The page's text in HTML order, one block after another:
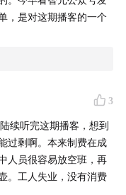
，是对这期播客的一个
3
续听完这期播客，想到
过剩啊。本来制费在成
人员很容易放空班，再
。工人失业，没有消费